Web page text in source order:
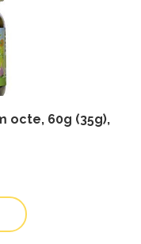
octe, 60g (35g),